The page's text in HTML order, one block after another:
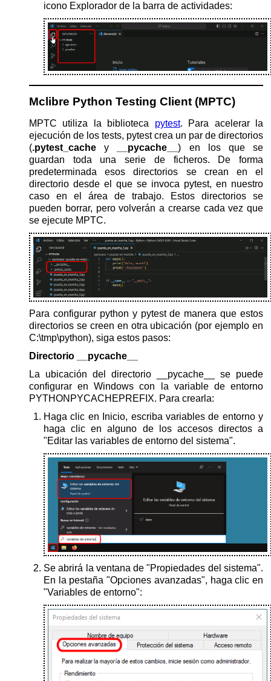
icono Explorador de la barra de actividades:
Mclibre Python Testing Client (MPTC)
MPTC utiliza la biblioteca pytest. Para acelerar la
ejecución de los tests, pytest crea un par de directorios
(.pytest_cache y __pycache__) en los que se
guardan toda una serie de ficheros. De forma
predeterminada esos directorios se crean en el
directorio desde el que se invoca pytest, en nuestro
caso en el área de trabajo. Estos directorios se
pueden borrar, pero volverán a crearse cada vez que
se ejecute MPTC.
Para configurar python y pytest de manera que estos
directorios se creen en otra ubicación (por ejemplo en
C:\tmp\python), siga estos pasos:
Directorio __pycache__
La ubicación del directorio __pycache__ se puede
configurar en Windows con la variable de entorno
PYTHONPYCACHEPREFIX. Para crearla:
Haga clic en Inicio, escriba variables de entorno y
haga clic en alguno de los accesos directos a
"Editar las variables de entorno del sistema".
Se abrirá la ventana de "Propiedades del sistema".
En la pestaña "Opciones avanzadas", haga clic en
"Variables de entorno":